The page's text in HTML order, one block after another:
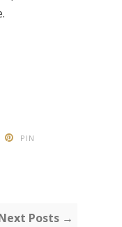
PIN
Posts →